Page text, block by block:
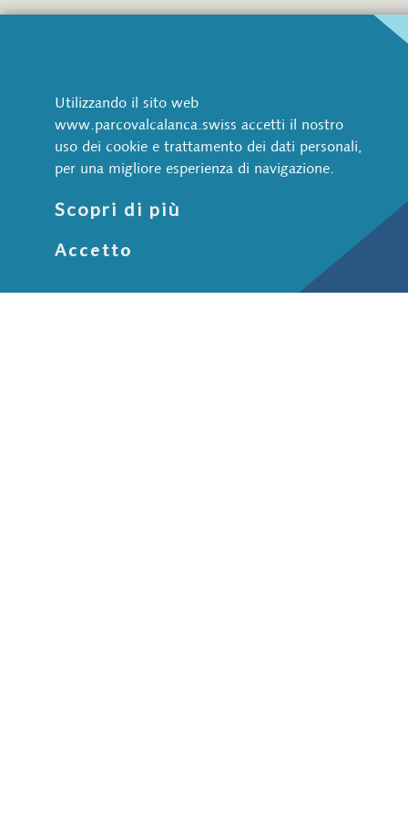
CH-6543 Arvigo
+41 91 822 70 70
info@parcovalcalanca.swiss
Natura e paesaggio
Acqua
Pietra
Utilizzando il sito web
www.parcovalcalanca.swiss accetti il nostro
uso dei cookie e trattamento dei dati personali,
per una migliore esperienza di navigazione.
Scopri di più
Accetto